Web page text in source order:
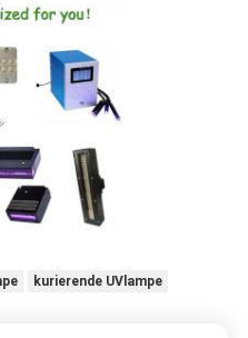
kurierende UVlampe